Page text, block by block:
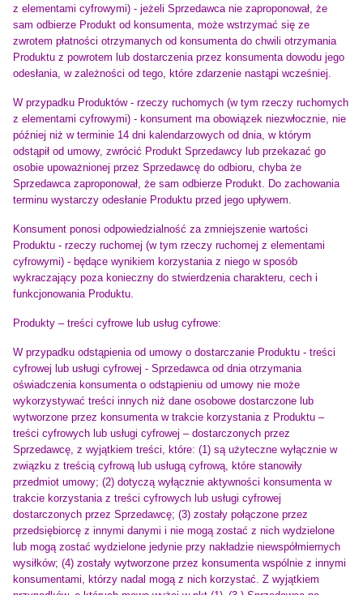
z elementami cyfrowymi) - jeżeli Sprzedawca nie zaproponował, że
sam odbierze Produkt od konsumenta, może wstrzymać się ze
zwrotem płatności otrzymanych od konsumenta do chwili otrzymania
Produktu z powrotem lub dostarczenia przez konsumenta dowodu jego
odesłania, w zależności od tego, które zdarzenie nastąpi wcześniej.
W przypadku Produktów - rzeczy ruchomych (w tym rzeczy ruchomych
z elementami cyfrowymi) - konsument ma obowiązek niezwłocznie, nie
później niż w terminie 14 dni kalendarzowych od dnia, w którym
odstąpił od umowy, zwrócić Produkt Sprzedawcy lub przekazać go
osobie upoważnionej przez Sprzedawcę do odbioru, chyba że
Sprzedawca zaproponował, że sam odbierze Produkt. Do zachowania
terminu wystarczy odesłanie Produktu przed jego upływem.
Konsument ponosi odpowiedzialność za zmniejszenie wartości
Produktu - rzeczy ruchomej (w tym rzeczy ruchomej z elementami
cyfrowymi) - będące wynikiem korzystania z niego w sposób
wykraczający poza konieczny do stwierdzenia charakteru, cech i
funkcjonowania Produktu.
Produkty – treści cyfrowe lub usług cyfrowe:
W przypadku odstąpienia od umowy o dostarczanie Produktu - treści
cyfrowej lub usługi cyfrowej - Sprzedawca od dnia otrzymania
oświadczenia konsumenta o odstąpieniu od umowy nie może
wykorzystywać treści innych niż dane osobowe dostarczone lub
wytworzone przez konsumenta w trakcie korzystania z Produktu –
treści cyfrowych lub usługi cyfrowej – dostarczonych przez
Sprzedawcę, z wyjątkiem treści, które: (1) są użyteczne wyłącznie w
związku z treścią cyfrową lub usługą cyfrową, które stanowiły
przedmiot umowy; (2) dotyczą wyłącznie aktywności konsumenta w
trakcie korzystania z treści cyfrowych lub usługi cyfrowej
dostarczonych przez Sprzedawcę; (3) zostały połączone przez
przedsiębiorcę z innymi danymi i nie mogą zostać z nich wydzielone
lub mogą zostać wydzielone jedynie przy nakładzie niewspółmiernych
wysiłków; (4) zostały wytworzone przez konsumenta wspólnie z innymi
konsumentami, którzy nadal mogą z nich korzystać. Z wyjątkiem